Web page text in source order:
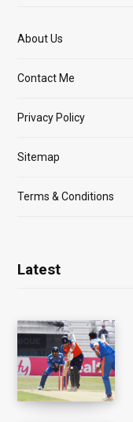
About Us
Contact Me
Privacy Policy
Sitemap
Terms & Conditions
Latest